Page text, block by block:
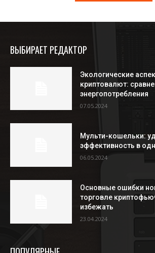
ВЫБИРАЕТ РЕДАКТОР
Экологические
криптовалют:
энергопотребления
07.05.2024
Мульти-кошельки:
эффективность в
06.05.2024
Основные ошибки
торговле
избежать
23.04.2024